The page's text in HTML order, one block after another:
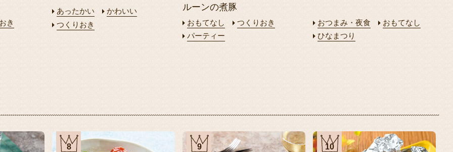
き
あったかい
かわいい
つくりおき
ルーンの煮豚
おもてなし
つくりおき
パーティー
おつまみ・夜食
おもてなし
ひなまつり
8 9 10